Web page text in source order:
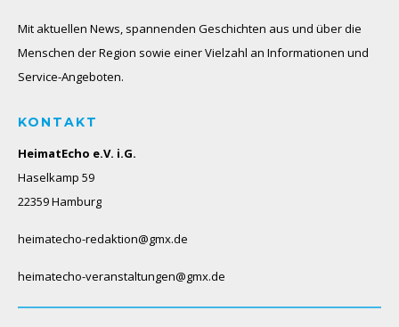
Mit aktuellen News, spannenden Geschichten aus und über die
Menschen der Region sowie einer Vielzahl an Informationen und
Service-Angeboten.
KONTAKT
HeimatEcho e.V. i.G.
Haselkamp 59
22359 Hamburg
heimatecho-redaktion@gmx.de
heimatecho-veranstaltungen@gmx.de